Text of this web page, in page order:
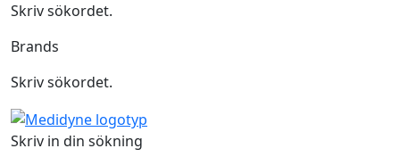
Skriv sökordet.
Brands
Skriv sökordet.
Skriv in din sökning